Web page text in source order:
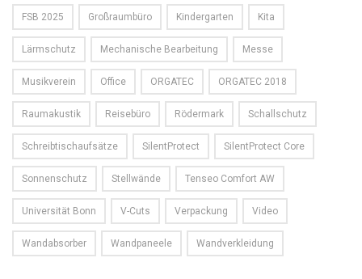
FSB 2025 Großraumbüro Kindergarten Kita
Lärmschutz Mechanische Bearbeitung Messe
Musikverein Office ORGATEC ORGATEC 2018
Raumakustik Reisebüro Rödermark Schallschutz
Schreibtischaufsätze SilentProtect SilentProtect Core
Sonnenschutz Stellwände Tenseo Comfort AW
Universität Bonn V-Cuts Verpackung Video
Wandabsorber Wandpaneele Wandverkleidung